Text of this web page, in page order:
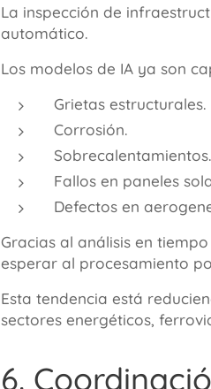
La inspección de
automático.
Los modelos de IA ya son
Grietas estructurales.
Corrosión.
Sobrecalentamientos.
Fallos en paneles
Defectos en
Gracias al análisis en
esperar al procesamiento
Esta tendencia está
sectores energéticos,
6.